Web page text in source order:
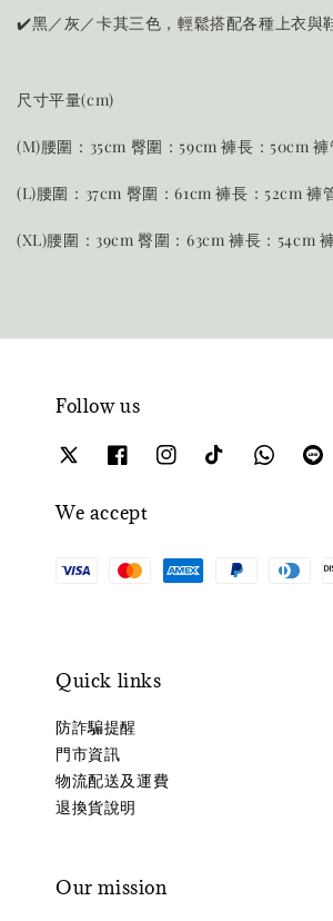
✔️黑／灰／卡其三色，輕鬆搭配各種上衣與
尺寸平量(cm)
(M)腰圍：35cm 臀圍：59cm 褲長：50cm
(L)腰圍：37cm 臀圍：61cm 褲長：52cm褲
(XL)腰圍：39cm 臀圍：63cm 褲長：54cm
Follow us
We accept
Quick links
防詐騙提醒
門市資訊
物流配送及運費
退換貨說明
Our mission